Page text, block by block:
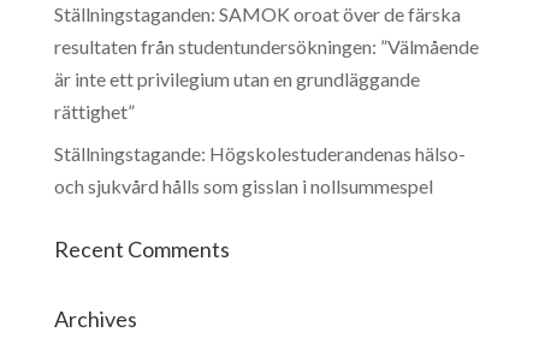
Ställningstaganden: SAMOK oroat över de färska
resultaten från studentundersökningen: ”Välmående
är inte ett privilegium utan en grundläggande
rättighet”
Ställningstagande: Högskolestuderandenas hälso-
och sjukvård hålls som gisslan i nollsummespel
Recent Comments
Archives